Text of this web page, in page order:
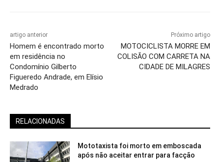
artigo anterior
Homem é encontrado morto
em residência no
Condomínio Gilberto
Figueredo Andrade, em Elísio
Medrado
Próximo artigo
MOTOCICLISTA MORRE EM
COLISÃO COM CARRETA NA
CIDADE DE MILAGRES
RELACIONADAS
Mototaxista foi morto em emboscada
após não aceitar entrar para facção